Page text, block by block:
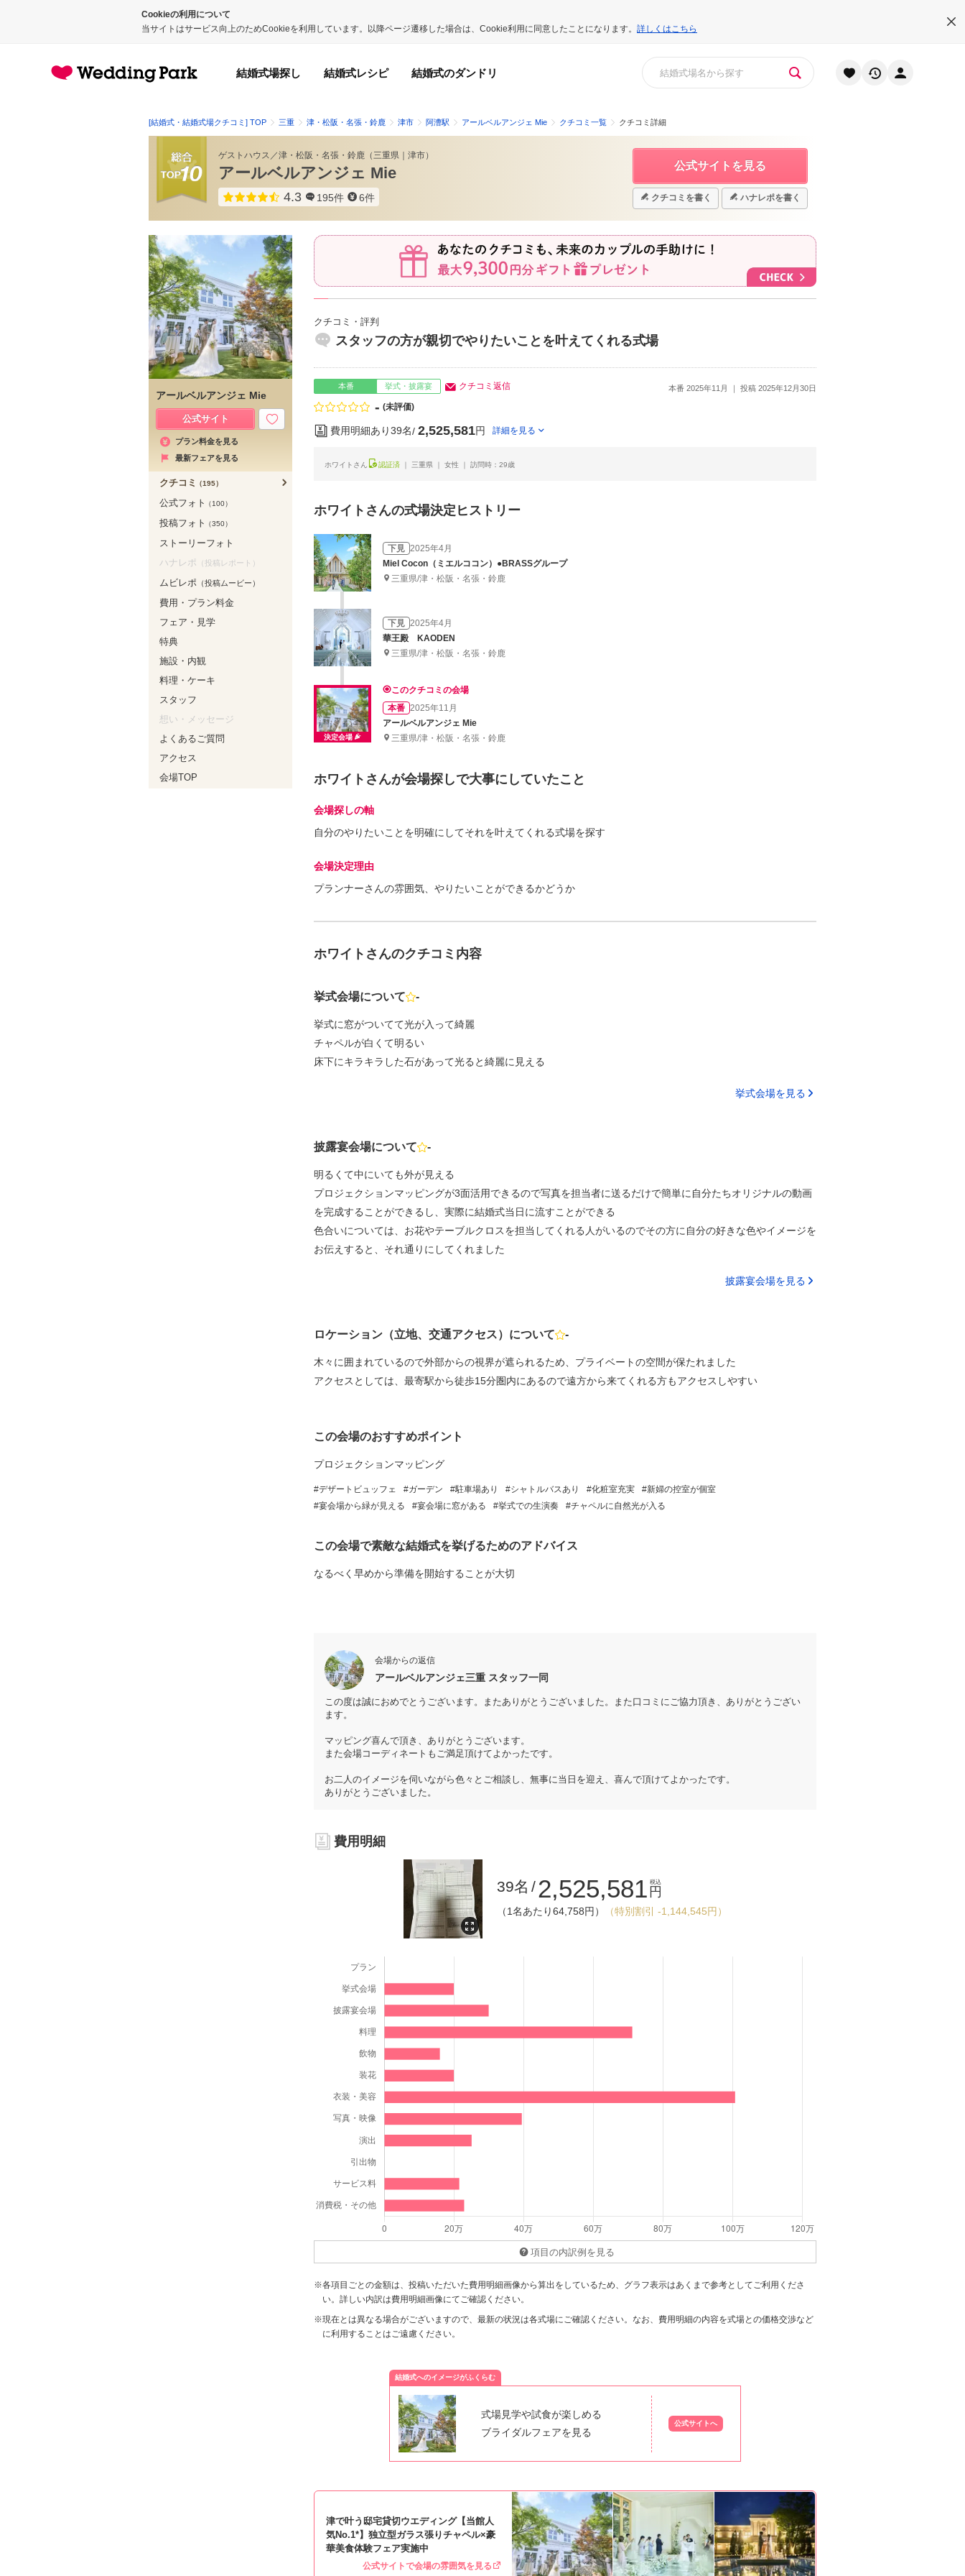
Cookieの利用について
当サイトはサービス向上のためCookieを利用しています。以降ページ遷移した場合は、Cookie利用に同意したことになります。 詳しくはこちら
結婚式場探し 結婚式レシピ 結婚式のダンドリ
[結婚式・結婚式場クチコミ] TOP 三重 津・松阪・名張・鈴鹿 津市 阿漕駅 アールベルアンジェ Mie クチコミ一覧 クチコミ詳細
ゲストハウス ／津・松阪・名張・鈴鹿 （三重県 津市）
アールベルアンジェ Mie
点数
4.3 195件 6件
公式サイトを見る
クチコミを書く ハナレポを書く
クチコミ・評判
スタッフの方が親切でやりたいことを叶えてくれる式場
本番 挙式・披露宴 クチコミ返信 本番 2025年11月 投稿 2025年12月30日
点数
- (未評価)
費用明細あり39名 2,525,581円 詳細を見る
ホワイトさん 認証済 三重県 女性 訪問時：29歳
ホワイトさんの式場決定ヒストリー
下見 2025年4月
Miel Cocon（ミエルココン）●BRASSグループ
三重県/津・松阪・名張・鈴鹿
下見 2025年4月
華王殿 KAODEN
三重県/津・松阪・名張・鈴鹿
決定会場
このクチコミの会場
本番 2025年11月
アールベルアンジェ Mie
三重県/津・松阪・名張・鈴鹿
ホワイトさんが会場探しで大事にしていたこと
会場探しの軸
自分のやりたいことを明確にしてそれを叶えてくれる式場を探す
会場決定理由
プランナーさんの雰囲気、やりたいことができるかどうか
ホワイトさんのクチコミ内容
挙式会場について 点数
-
挙式に窓がついてて光が入って綺麗
チャペルが白くて明るい
床下にキラキラした石があって光ると綺麗に見える
挙式会場を見る
披露宴会場について 点数
-
明るくて中にいても外が見える
プロジェクションマッピングが3面活用できるので写真を担当者に送るだけで簡単に自分たちオリジナルの動画
を完成することができるし、実際に結婚式当日に流すことができる
色合いについては、お花やテーブルクロスを担当してくれる人がいるのでその方に自分の好きな色やイメージを
お伝えすると、それ通りにしてくれました
披露宴会場を見る
ロケーション（立地、交通アクセス）について 点数
-
木々に囲まれているので外部からの視界が遮られるため、プライベートの空間が保たれました
アクセスとしては、最寄駅から徒歩15分圏内にあるので遠方から来てくれる方もアクセスしやすい
この会場のおすすめポイント
プロジェクションマッピング
デザートビュッフェ ガーデン 駐車場あり シャトルバスあり 化粧室充実
新婦の控室が個室
宴会場から緑が見える
宴会場に窓がある 挙式での生演奏 チャペルに自然光が入る
この会場で素敵な結婚式を挙げるためのアドバイス
なるべく早めから準備を開始することが大切
会場からの返信
アールベルアンジェ三重 スタッフ一同
この度は誠におめでとうございます。またありがとうございました。また口コミにご協力頂き、ありがとうござい
ます。
マッピング喜んで頂き、ありがとうございます。
また会場コーディネートもご満足頂けてよかったです。
お二人のイメージを伺いながら色々とご相談し、無事に当日を迎え、喜んで頂けてよかったです。
ありがとうございました。
費用明細
39名 2,525,581 円
税込
（1名あたり64,758円） （特別割引 -1,144,545円）
項目の内訳例を見る
※各項目ごとの金額は、投稿いただいた費用明細画像から算出をしているため、グラフ表示はあくまで参考としてご利用くださ
い。詳しい内訳は費用明細画像にてご確認ください。
※現在とは異なる場合がございますので、最新の状況は各式場にご確認ください。なお、費用明細の内容を式場との価格交渉など
に利用することはご遠慮ください。
結婚式へのイメージがふくらむ
式場見学や試食が楽しめる
ブライダルフェアを見る
公式サイトへ
津で叶う邸宅貸切ウエディング【当館人
気No.1*】独立型ガラス張りチャペル×豪
華美食体験フェア実施中
公式サイトで会場の雰囲気を見る
アールベルアンジェ Mie
公式サイト
プラン料金を見る
最新フェアを見る
クチコミ （195）
公式フォト （100）
投稿フォト （350）
ストーリーフォト
ハナレポ （投稿レポート）
ムビレポ （投稿ムービー）
費用・プラン料金
フェア・見学
特典
施設・内観
料理・ケーキ
スタッフ
想い・メッセージ
よくあるご質問
アクセス
会場TOP